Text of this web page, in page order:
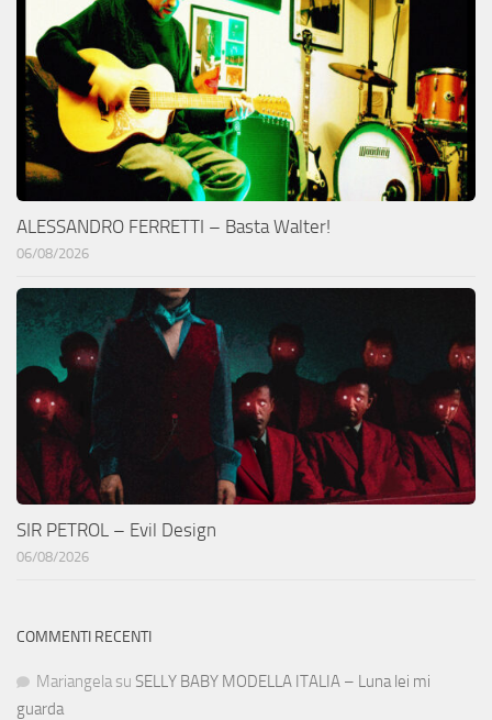
ALESSANDRO FERRETTI – Basta Walter!
06/08/2026
SIR PETROL – Evil Design
06/08/2026
COMMENTI RECENTI
Mariangela su SELLY BABY MODELLA ITALIA – Luna lei mi
guarda